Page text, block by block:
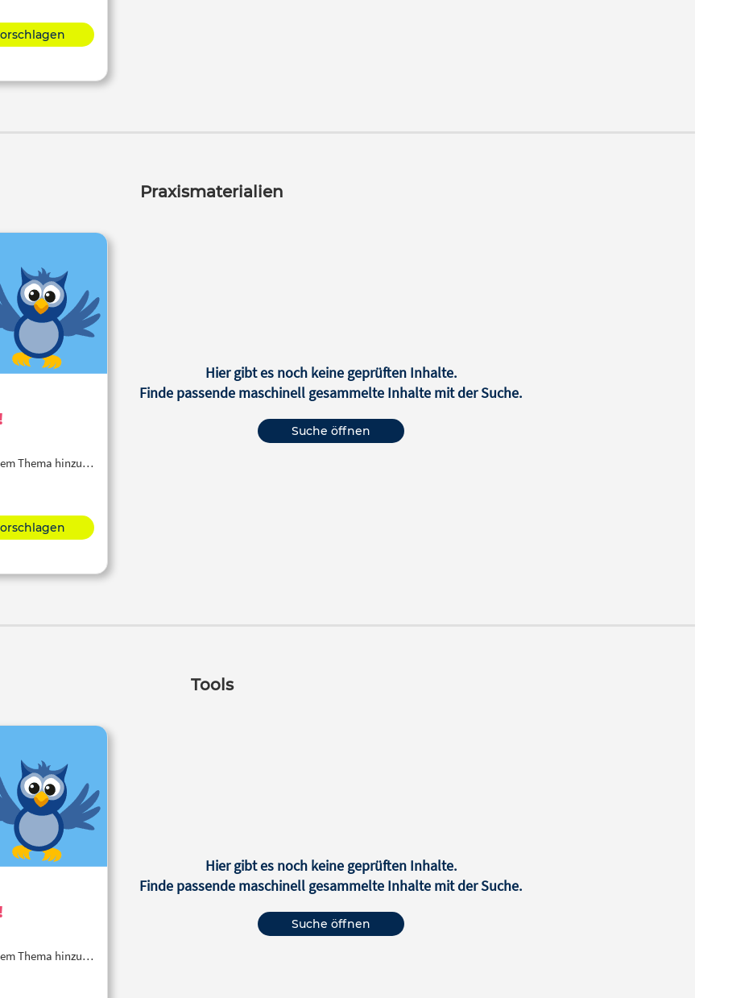
Praxismaterialien
Thema hinzu…
Hier gibt es noch keine geprüften Inhalte.
Finde passende maschinell gesammelte Inhalte mit der Suche.
Suche öffnen
Tools
Thema hinzu…
Hier gibt es noch keine geprüften Inhalte.
Finde passende maschinell gesammelte Inhalte mit der Suche.
Suche öffnen